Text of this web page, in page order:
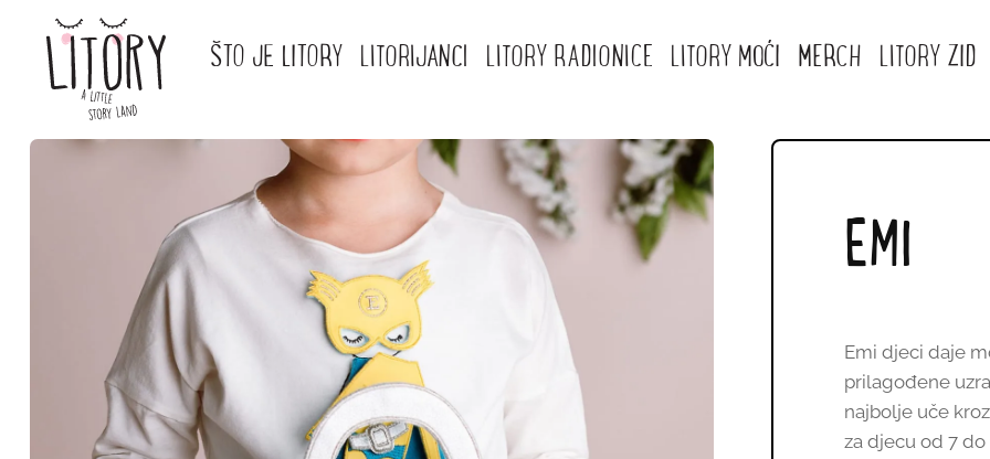
ŠTO JE LITORY LITORIJANCI LITORY RADIONICE LITORY MOĆI MERCH LITORY ZID
EMI
Emi djeci daje
prilagođene
najbolje uče
za djecu od 7